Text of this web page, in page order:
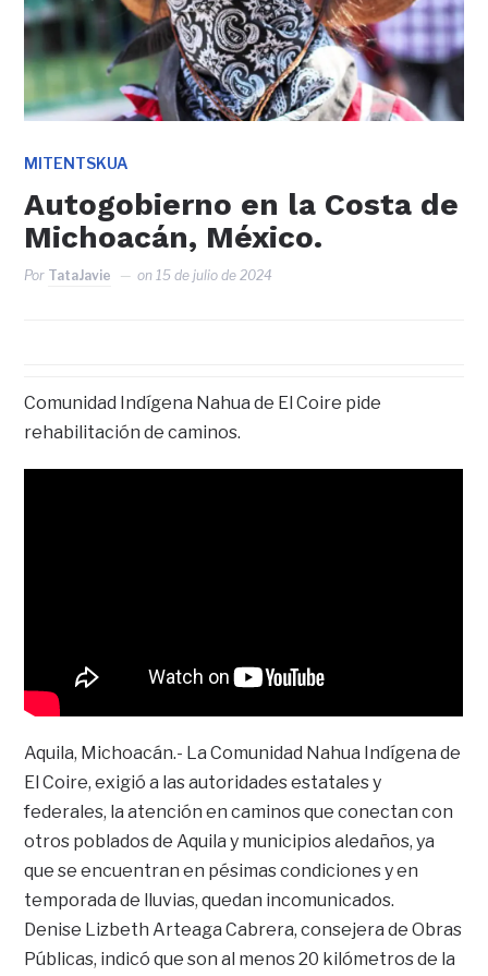
MITENTSKUA
Autogobierno en la Costa de
Michoacán, México.
Por TataJavie on 15 de julio de 2024
Comunidad Indígena Nahua de El Coire pide
rehabilitación de caminos.
Aquila, Michoacán.- La Comunidad Nahua Indígena de
El Coire, exigió a las autoridades estatales y
federales, la atención en caminos que conectan con
otros poblados de Aquila y municipios aledaños, ya
que se encuentran en pésimas condiciones y en
temporada de lluvias, quedan incomunicados.
Denise Lizbeth Arteaga Cabrera, consejera de Obras
Públicas, indicó que son al menos 20 kilómetros de la